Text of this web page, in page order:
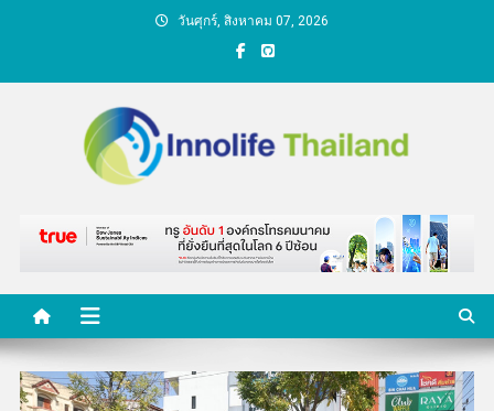
วันศุกร์, สิงหาคม 07, 2026
คนกับความคิด ชีวิตกับ
นวัตกรรม